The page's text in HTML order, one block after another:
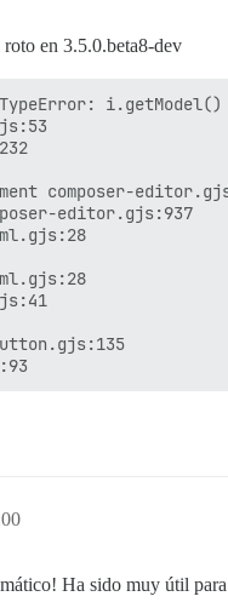
roto en 3.5.0.beta8-dev
composer-
editor.gjs:937
Ha sido muy útil